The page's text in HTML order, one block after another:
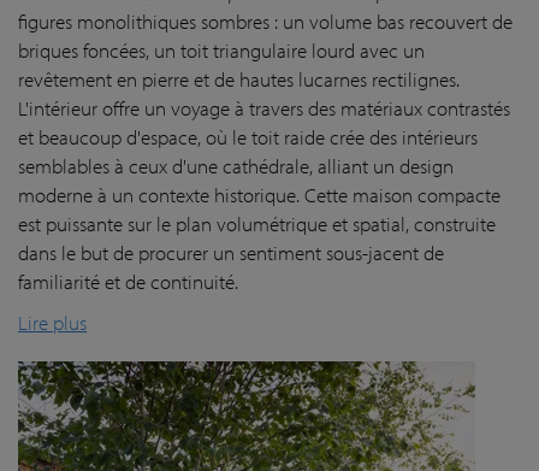
figures monolithiques sombres : un volume bas recouvert de
briques foncées, un toit triangulaire lourd avec un
revêtement en pierre et de hautes lucarnes rectilignes.
L'intérieur offre un voyage à travers des matériaux contrastés
et beaucoup d'espace, où le toit raide crée des intérieurs
semblables à ceux d'une cathédrale, alliant un design
moderne à un contexte historique. Cette maison compacte
est puissante sur le plan volumétrique et spatial, construite
dans le but de procurer un sentiment sous-jacent de
familiarité et de continuité.
Lire plus